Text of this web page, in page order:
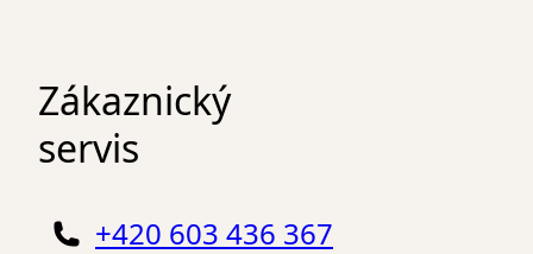
Zákaznický
servis
+420 603 436 367